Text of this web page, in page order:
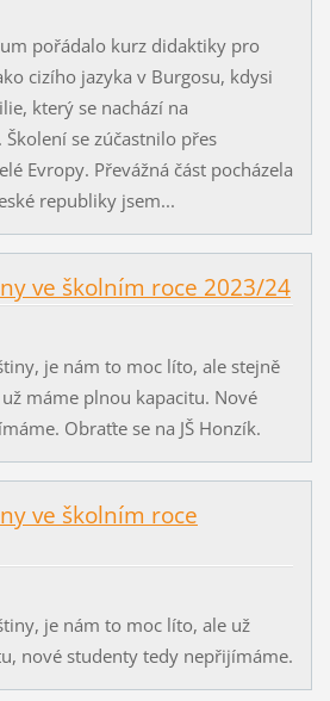
pořádalo kurz didaktiky pro
cizího jazyka v Burgosu, kdysi
který se nachází na
Školení se zúčastnilo přes
Evropy. Převážná část pocházela
republiky jsem...
ve školním roce 2023/24
je nám to moc líto, ale stejně
máme plnou kapacitu. Nové
Obraťte se na JŠ Honzík.
ve školním roce
je nám to moc líto, ale už
nové studenty tedy nepřijímáme.